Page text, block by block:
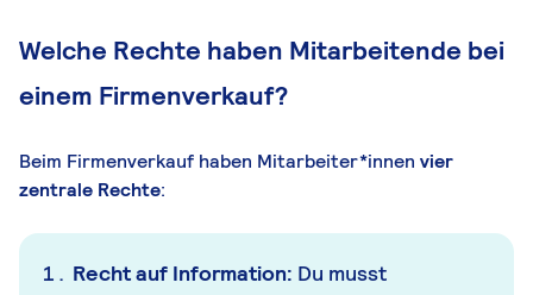
Welche Rechte haben Mitarbeitende bei
einem Firmenverkauf?
Beim Firmenverkauf haben Mitarbeiter*innen vier
zentrale Rechte:
Recht auf Information: Du musst